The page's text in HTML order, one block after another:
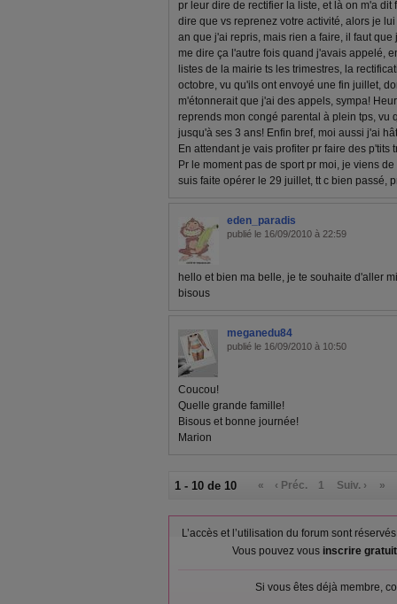
pr leur dire de rectifier la liste, et là on m'a
dire que vs reprenez votre activité, alors je
an que j'ai repris, mais rien a faire, il faut
me dire ça l'autre fois quand j'avais appelé,
listes de la mairie ts les trimestres, la
octobre, vu qu'ils ont envoyé une fin juillet,
m'étonnerait que j'ai des appels, sympa!
reprends mon congé parental à plein tps, vu
jusqu'à ses 3 ans! Enfin bref, moi aussi j'ai
En attendant je vais profiter pr faire des p'tits
Pr le moment pas de sport pr moi, je viens
suis faite opérer le 29 juillet, tt c bien passé,
eden_paradis
publié le 16/09/2010 à 22:59
hello et bien ma belle, je te souhaite d'aller
bisous
meganedu84
publié le 16/09/2010 à 10:50
Coucou!
Quelle grande famille!
Bisous et bonne journée!
Marion
1 - 10 de 10 « ‹ Préc. 1 Suiv. › »
L’accès et l’utilisation du forum sont
Vous pouvez vous inscrire
Si vous êtes déjà membre,